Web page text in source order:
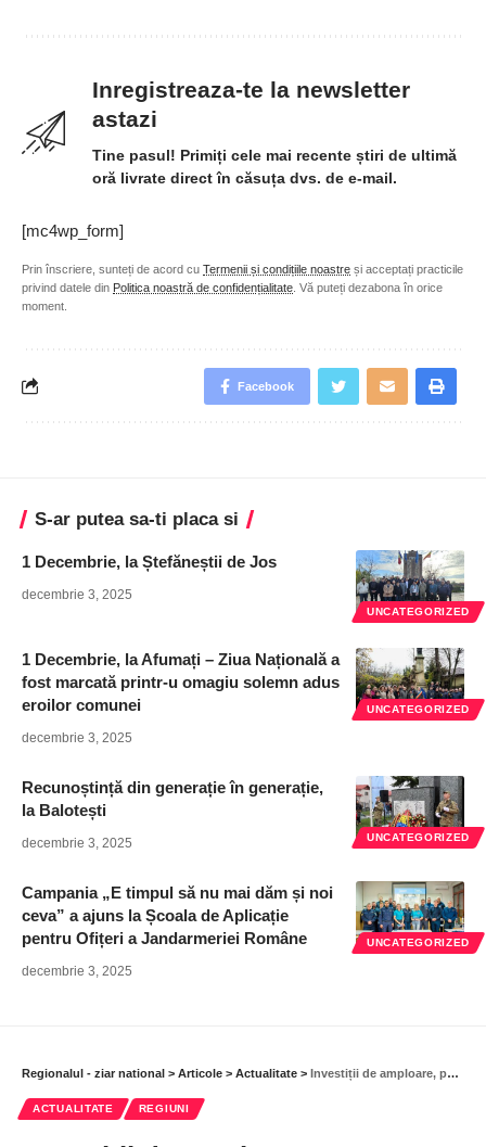
Inregistreaza-te la newsletter
astazi
Tine pasul! Primiți cele mai recente știri de ultimă
oră livrate direct în căsuța dvs. de e-mail.
[mc4wp_form]
Prin înscriere, sunteți de acord cu Termenii și condițiile noastre și acceptați practicile
privind datele din Politica noastră de confidențialitate . Vă puteți dezabona în orice
moment.
Facebook
S-ar putea sa-ti placa si
UNCATEGORIZED
1 Decembrie, la Ștefăneștii de Jos
decembrie 3, 2025
UNCATEGORIZED
1 Decembrie, la Afumați – Ziua Națională a
fost marcată printr-u omagiu solemn adus
eroilor comunei
decembrie 3, 2025
UNCATEGORIZED
Recunoștință din generație în generație,
la Balotești
decembrie 3, 2025
UNCATEGORIZED
Campania „E timpul să nu mai dăm și noi
ceva” a ajuns la Școala de Aplicație
pentru Ofițeri a Jandarmeriei Române
decembrie 3, 2025
Regionalul - ziar national > Articole > Actualitate > Investiții de amploare, pentru Ștefăneștii de Jos
ACTUALITATE REGIUNI